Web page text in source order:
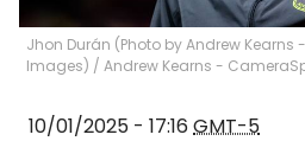
Jhon Durán (Photo by Andrew
Images) / Andrew Kearns -
10/01/2025 - 17:16 GMT-5